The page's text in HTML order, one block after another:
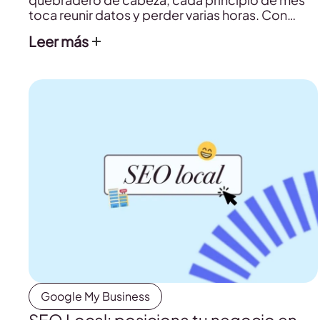
toca reunir datos y perder varias horas. Con
personalizados a tu gusto en un solo clic.
Leer más
Google My Business